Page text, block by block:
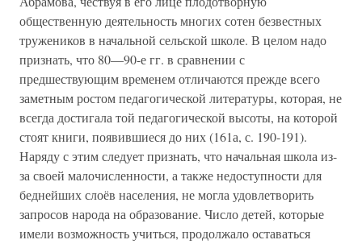
общественную деятельность многих сотен безвестных
тружеников в начальной сельской школе. В целом надо
признать, что 80—90-е гг. в сравнении с
предшествующим временем отличаются прежде всего
заметным ростом педагогической литературы, которая, не
всегда достигала той педагогической высоты, на которой
стоят книги, появившиеся до них (161а, с. 190-191).
Наряду с этим следует признать, что начальная школа из-
за своей малочисленности, а также недоступности для
беднейших слоёв населения, не могла удовлетворить
запросов народа на образование. Число детей, которые
имели возможность учиться, продолжало оставаться